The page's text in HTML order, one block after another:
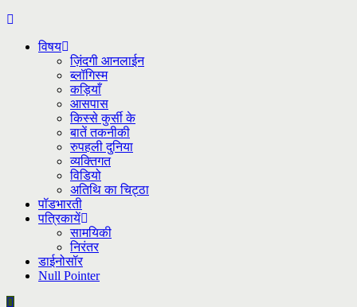
विषय
ज़िंदगी आनलाईन
ब्लॉगिस्म
कड़ियाँ
आसपास
किस्से कुर्सी के
बातें तकनीकी
रुपहली दुनिया
व्यक्तिगत
विडियो
अतिथि का चिट्ठा
पॉडभारती
पत्रिकायें
सामयिकी
निरंतर
डाईनोसॉर
Null Pointer